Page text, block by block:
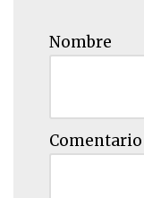
Nombre
Comentario